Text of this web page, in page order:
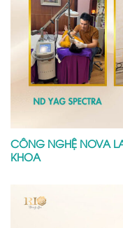
CÔNG NGHỆ NOVA
KHOA